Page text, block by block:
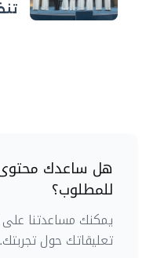
هل ساعدك
للمطلوب؟
يمكنك مساعدتنا
تعليقاتك حول تجربتك.